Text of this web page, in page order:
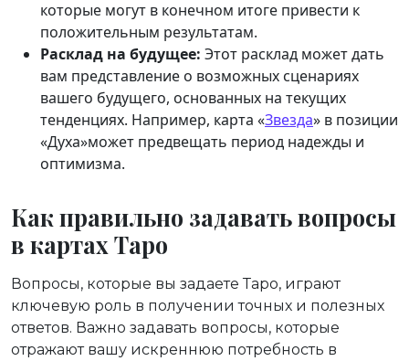
которые могут в конечном итоге привести к
положительным результатам.
Расклад на будущее: Этот расклад может дать
вам представление о возможных сценариях
вашего будущего, основанных на текущих
тенденциях. Например, карта «Звезда» в позиции
«Духа»может предвещать период надежды и
оптимизма.
Как правильно задавать вопросы
в картах Таро
Вопросы, которые вы задаете Таро, играют
ключевую роль в получении точных и полезных
ответов. Важно задавать вопросы, которые
отражают вашу искреннюю потребность в